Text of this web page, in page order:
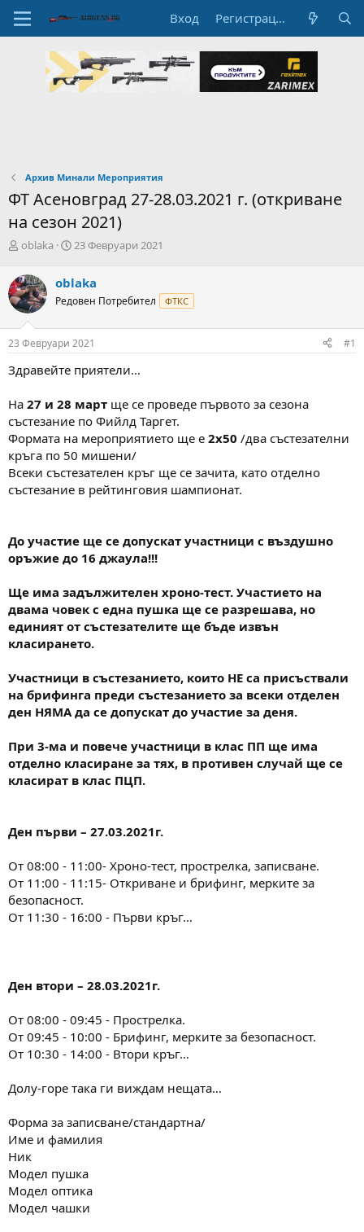
Вход Регистрация
Архив Минали Мероприятия
ФТ Асеновград 27-28.03.2021 г. (откриване
на сезон 2021)
А
т
о
р
н
а
т
м
т
а
oblaka
Н
а
л
а
Д
т
23 Февруари 2021
oblaka
Редовен Потребител ФТКС
23 Февруари 2021 #1
Здравейте приятели…
На 27 и 28 март ще се проведе първото за сезона
състезание по Фийлд Таргет.
Формата на мероприятието ще е 2х50 /два състезателни
кръга по 50 мишени/
Всеки състезателен кръг ще се зачита, като отделно
състезание в рейтинговия шампионат.
До участие ще се допускат участници с въздушнo
оръжие до 16 джаула!!!
Ще има задължителен хроно-тест. Участието на
двама човек с една пушка ще се разрешава, но
единият от състезателите ще бъде извън
класирането.
Участници в състезанието, които НЕ са присъствали
на брифинга преди състезанието за всеки отделен
ден НЯМА да се допускат до участие за деня.
При 3-ма и повече участници в клас ПП ще има
отделно класиране за тях, в противен случай ще се
класират в клас ПЦП.
Ден първи – 27.03.2021г.
От 08:00 - 11:00- Хроно-тест, прострелка, записване.
От 11:00 - 11:15- Откриване и брифинг, мерките за
безопасност.
От 11:30 - 16:00 - Първи кръг…
Ден втори – 28.03.2021г.
От 08:00 - 09:45 - Прострелка.
От 09:45 - 10:00 - Брифинг, мерките за безопасност.
От 10:30 - 14:00 - Втори кръг…
Долу-горе така ги виждам нещата…
Форма за записване/стандартна/
Име и фамилия
Ник
Модел пушка
Модел оптика
Модел чашки